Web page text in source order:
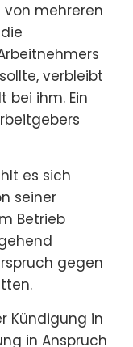
mehreren
verbleibt
bei ihm. Ein
es sich
seiner
Betrieb
gegen
Kündigung in
in Anspruch